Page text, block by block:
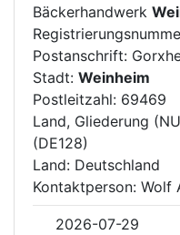
Bäckerhandwerk
Postanschrift:
Stadt: Weinheim
Postleitzahl: 69469
Land, Gliederung
(DE128)
Land: Deutschland
Kontaktperson: Wolf
2026-07-29